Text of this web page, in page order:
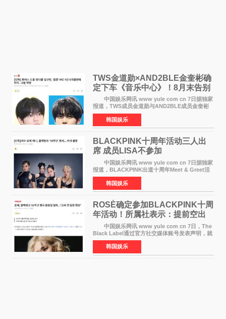
TWS金道勋×AND2BLE金奎彬确
定下车《音乐中心》！8月末告别
MC席位
中国娱乐网讯 www yule com cn 7日据独家
报道，TWS成员金道勋与AND2BLE成员金奎彬
将于8月离开《音乐中心》MC的位置。 金道
勋与金奎彬于去年3月与H2H A-NA一起被选为
《音乐中心》MC，约1
韩国娱乐
BLACKPINK十周年活动三人出
席 成员LISA不参加
中国娱乐网讯 www yule com cn 7日据独家
报道，BLACKPINK出道十周年Meet & Greet活
动将由智秀、ROS&Eacute;、JENNIE出席，
LISA将缺席。 此前BLACKPINK所属社YG并
未为组合出道十周年做
韩国娱乐
ROSÉ确定参加BLACKPINK十周
年活动！所属社表示：提前空出
了时间
中国娱乐网讯 www yule com cn 7日，The
Black Label通过官方社交媒体账号发表声明，就
近期网络上关于ROS&Eacute;个人行程及是否参
加BLACKPINK出道纪念活动的种种猜测作出正
式回应。 Th
韩国娱乐